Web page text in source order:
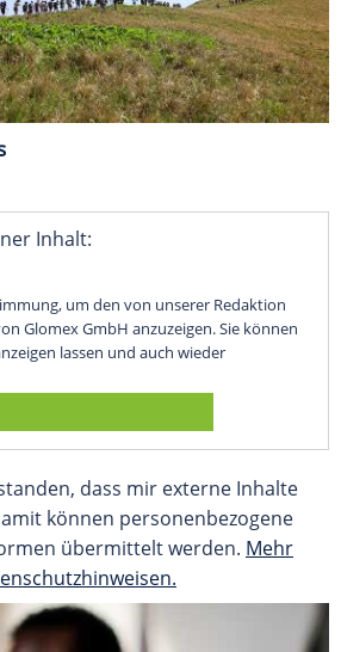
Inhalt:
um den von unserer Redaktion
Glomex GmbH anzuzeigen. Sie können
lassen und auch wieder
dass mir externe Inhalte
können personenbezogene
übermittelt werden. Mehr